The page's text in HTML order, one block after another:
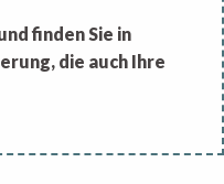
finden Sie in
die auch Ihre